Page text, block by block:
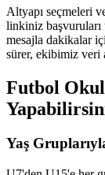
Altyapı seçmeleri
linkiniz başvuruları
mesajla dakikalar
sürer, ekibimiz veri
Futbol
Yaş